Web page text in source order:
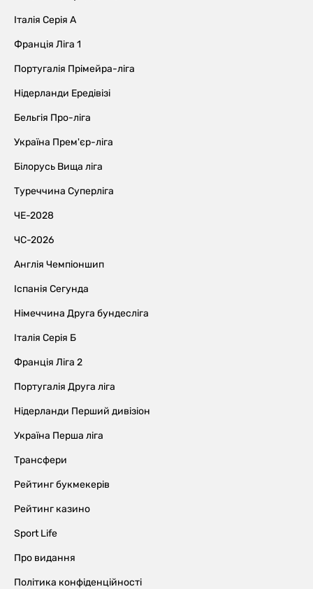
Італія Серія А
Франція Ліга 1
Португалія Прімейра-ліга
Нідерланди Ередівізі
Бельгія Про-ліга
Україна Прем'єр-ліга
Білорусь Вища ліга
Туреччина Суперліга
ЧЕ-2028
ЧС-2026
Англія Чемпіоншип
Іспанія Сегунда
Німеччина Друга бундесліга
Італія Серія Б
Франція Ліга 2
Португалія Друга ліга
Нідерланди Перший дивізіон
Україна Перша ліга
Трансфери
Рейтинг букмекерів
Рейтинг казино
Sport Life
Про видання
Політика конфіденційності